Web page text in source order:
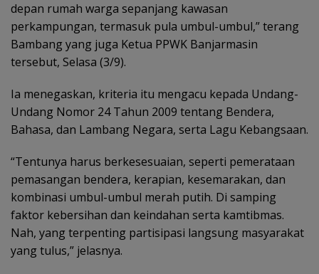
depan rumah warga sepanjang kawasan
perkampungan, termasuk pula umbul-umbul,” terang
Bambang yang juga Ketua PPWK Banjarmasin
tersebut, Selasa (3/9).
Ia menegaskan, kriteria itu mengacu kepada Undang-
Undang Nomor 24 Tahun 2009 tentang Bendera,
Bahasa, dan Lambang Negara, serta Lagu Kebangsaan.
“Tentunya harus berkesesuaian, seperti pemerataan
pemasangan bendera, kerapian, kesemarakan, dan
kombinasi umbul-umbul merah putih. Di samping
faktor kebersihan dan keindahan serta kamtibmas.
Nah, yang terpenting partisipasi langsung masyarakat
yang tulus,” jelasnya.